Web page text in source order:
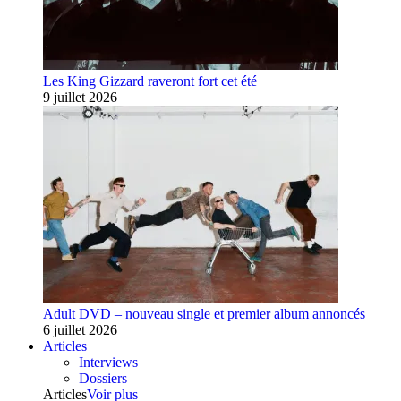
Les King Gizzard raveront fort cet été
9 juillet 2026
Adult DVD – nouveau single et premier album annoncés
6 juillet 2026
Articles
Interviews
Dossiers
ArticlesVoir plus